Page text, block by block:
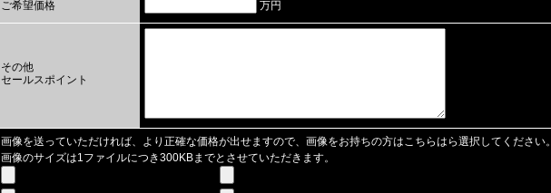
ご希望価格 万円
その他
セールスポイント
画像を送っていただければ、より正確な価格が出せますので、画像をお持ちの方はこちらはら選択してください。
画像のサイズは1ファイルにつき300KBまでとさせていただきます。